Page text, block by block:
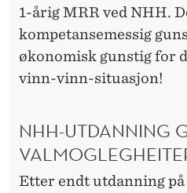
1-årig MRR ved NHH.
kompetansemessig
økonomisk gunstig for
vinn-vinn-situasjon!
NHH-UTDANNING
Etter endt utdanning